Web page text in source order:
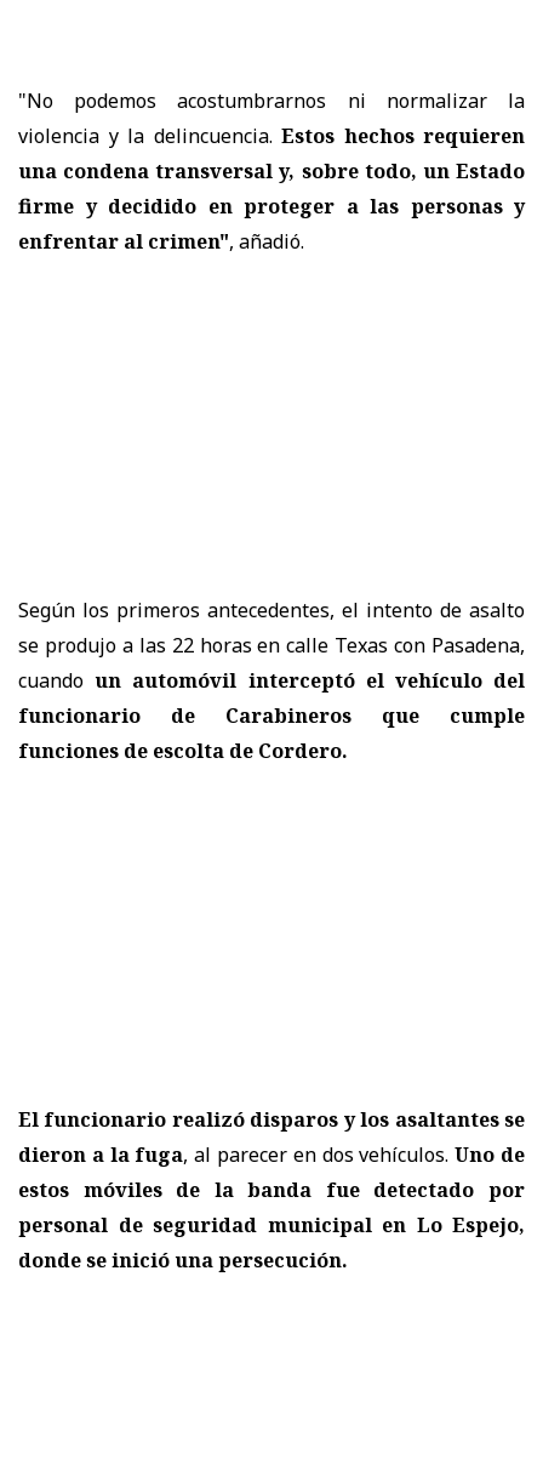
"No podemos acostumbrarnos ni normalizar la
violencia y la delincuencia. Estos hechos requieren
una condena transversal y, sobre todo, un Estado
firme y decidido en proteger a las personas y
enfrentar al crimen", añadió.
Según los primeros antecedentes, el intento de asalto
se produjo a las 22 horas en calle Texas con Pasadena,
cuandoun automóvil interceptó el vehículo del
funcionario de Carabineros
que cumple
funciones de escolta de Cordero.
El funcionario realizó disparos y los asaltantes se
dieron a la fuga, al parecer en dos vehículos.Uno de
estos móviles de la banda fue detectado por
personal de seguridad municipal en Lo Espejo,
donde se inició una persecución.